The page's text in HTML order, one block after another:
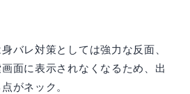
バレ対策としては強力な反面、
面に表示されなくなるため、出
がネック。